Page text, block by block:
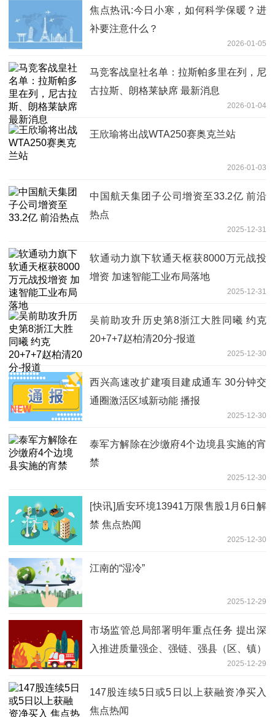
焦点热讯:今日小寒，如何科学保暖？进
补要注意什么？
2026-01-05
马竞客战皇社名单：拉斯帕多里在列，尼
古拉斯、朗格莱缺席 最新消息
2026-01-04
王欣瑜将出战WTA250赛奥克兰站
2026-01-03
中国航天集团子公司增资至33.2亿 前沿
热点
2025-12-31
软通动力旗下软通天枢获8000万元战投
增资 加速智能工业布局落地
2025-12-31
吴前助攻升历史第8浙江大胜同曦 约克
20+7+7赵柏清20分-报道
2025-12-30
西兴高速改扩建项目建成通车 30分钟交
通圈激活区域新动能 播报
2025-12-30
泰军方解除在沙缴府4个边境县实施的宵
禁
2025-12-30
[快讯]盾安环境13941万限售股1月6日解
禁 焦点热闻
2025-12-30
江南的“湿冷”
2025-12-29
市场监管总局部署明年重点任务 提出深
入推进质量强企、强链、强县（区、镇）
2025-12-29
147股连续5日或5日以上获融资净买入
焦点热闻